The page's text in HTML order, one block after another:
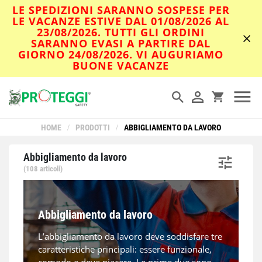
LE SPEDIZIONI SARANNO SOSPESE PER
LE VACANZE ESTIVE DAL 01/08/2026 AL
23/08/2026. TUTTI GLI ORDINI
SARANNO EVASI A PARTIRE DAL
GIORNO 24/08/2026. VI AUGURIAMO
BUONE VACANZE
HOME / PRODOTTI / ABBIGLIAMENTO DA LAVORO
Abbigliamento da lavoro
(108 articoli)
Abbigliamento da lavoro
L’abbigliamento da lavoro deve soddisfare tre
caratteristiche principali: essere funzionale,